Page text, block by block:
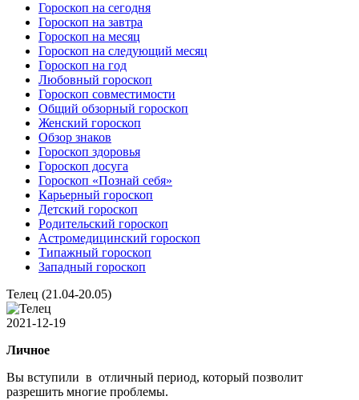
Гороскоп на сегодня
Гороскоп на завтра
Гороскоп на месяц
Гороскоп на следующий месяц
Гороскоп на год
Любовный гороскоп
Гороскоп совместимости
Общий обзорный гороскоп
Женский гороскоп
Обзор знаков
Гороскоп здоровья
Гороскоп досуга
Гороскоп «Познай себя»
Карьерный гороскоп
Детский гороскоп
Родительский гороскоп
Астромедицинский гороскоп
Типажный гороскоп
Западный гороскоп
Телец (21.04-20.05)
2021-12-19
Личное
Вы вступили в отличный период, который позволит
разрешить многие проблемы.